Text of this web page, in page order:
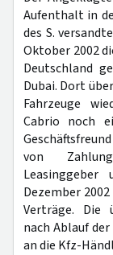
Aufenthalt in
des S.
Oktober 2002
Deutschland
Dubai. Dort
Fahrzeuge
Cabrio noch
von
Dezember
Verträge. Die
nach Ablauf
an die Kfz-